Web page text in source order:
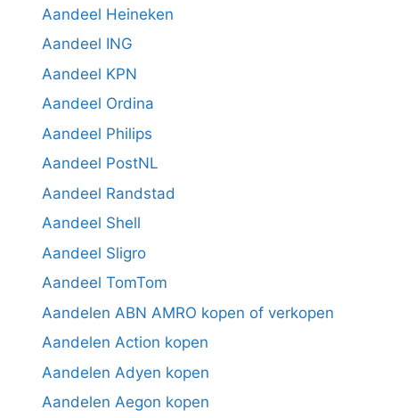
Aandeel Heineken
Aandeel ING
Aandeel KPN
Aandeel Ordina
Aandeel Philips
Aandeel PostNL
Aandeel Randstad
Aandeel Shell
Aandeel Sligro
Aandeel TomTom
Aandelen ABN AMRO kopen of verkopen
Aandelen Action kopen
Aandelen Adyen kopen
Aandelen Aegon kopen